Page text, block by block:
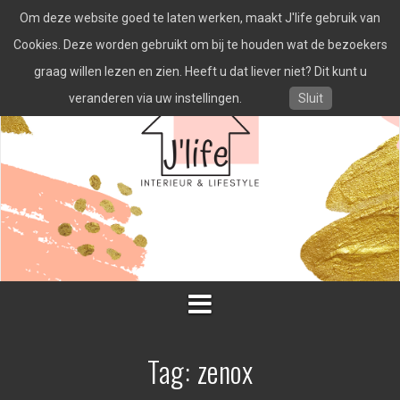
naar
inhoud
Tag: zenox
Om deze website goed te laten werken, maakt J'life gebruik van
Cookies. Deze worden gebruikt om bij te houden wat de bezoekers
graag willen lezen en zien. Heeft u dat liever niet? Dit kunt u
veranderen via uw instellingen.
Sluit